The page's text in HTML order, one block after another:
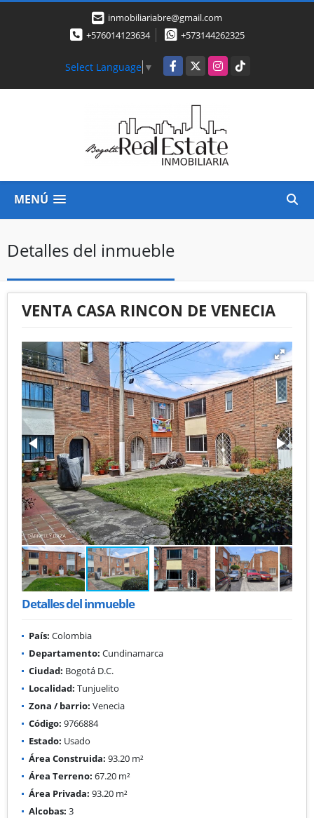
inmobiliariabre@gmail.com
+576014123634
+573144262325
Select Language ▼ Facebook
X Instagram
TikTok
MENÚ
Detalles del inmueble
VENTA CASA RINCON DE VENECIA
Detalles del inmueble
País: Colombia
Departamento: Cundinamarca
Ciudad: Bogotá D.C.
Localidad: Tunjuelito
Zona / barrio: Venecia
Código: 9766884
Estado: Usado
Área Construida: 93.20 m²
Área Terreno: 67.20 m²
Área Privada: 93.20 m²
Alcobas: 3